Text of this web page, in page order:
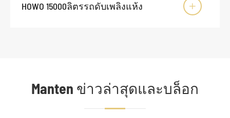
HOWO 15000ลิตรรถดับเพลิงแห้ง 
Manten ข่าวล่าสุดและบล็อก